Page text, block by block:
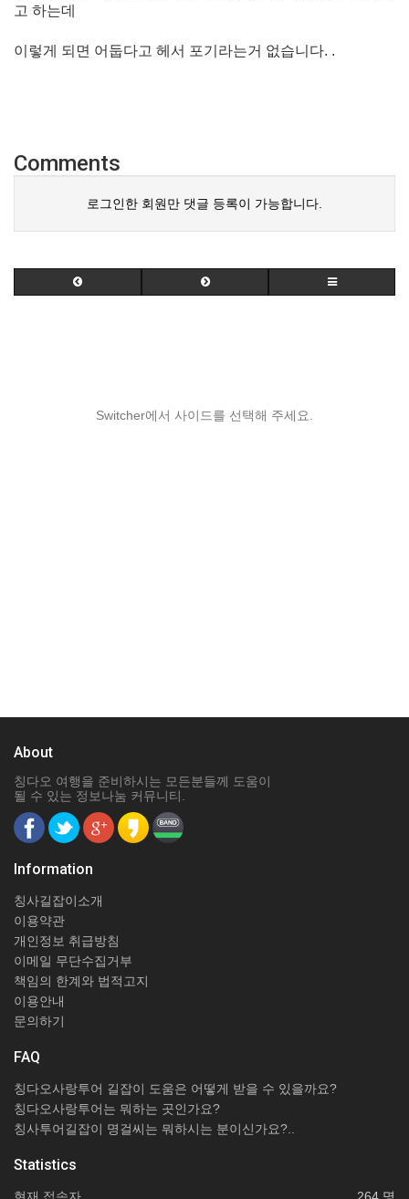
고 하는데
이렇게 되면 어둡다고 헤서 포기라는거 없습니다. .
Comments
로그인한 회원만 댓글 등록이 가능합니다.
Switcher에서 사이드를 선택해 주세요.
About
칭다오 여행을 준비하시는 모든분들께 도움이
될 수 있는 정보나눔 커뮤니티.
Information
칭사길잡이소개
이용약관
개인정보 취급방침
이메일 무단수집거부
책임의 한계와 법적고지
이용안내
문의하기
FAQ
칭다오사랑투어 길잡이 도움은 어떻게 받을 수 있을까요?
칭다오사랑투어는 뭐하는 곳인가요?
칭사투어길잡이 명걸씨는 뭐하시는 분이신가요?..
Statistics
현재 접속자 264 명